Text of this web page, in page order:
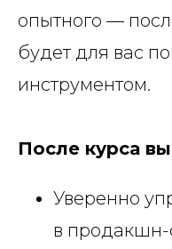
опытного —
будет для вас
инструментом.
После курса
Уверенно
в продакшн-